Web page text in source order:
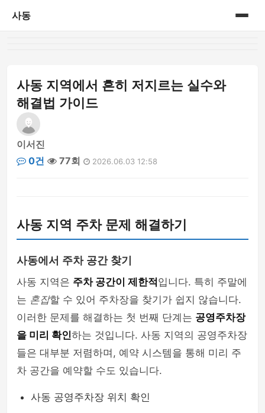
사동
사동 지역에서 흔히 저지르는 실수와
해결법 가이드
이서진
0건
77회 2026.06.03 12:58
사동 지역 주차 문제 해결하기
사동에서 주차 공간 찾기
사동 지역은 주차 공간이 제한적입니다. 특히 주말에
는 혼잡할 수 있어 주차장을 찾기가 쉽지 않습니다.
이러한 문제를 해결하는 첫 번째 단계는 공영주차장
을 미리 확인하는 것입니다. 사동 지역의 공영주차장
들은 대부분 저렴하며, 예약 시스템을 통해 미리 주
차 공간을 예약할 수도 있습니다.
사동 공영주차장 위치 확인